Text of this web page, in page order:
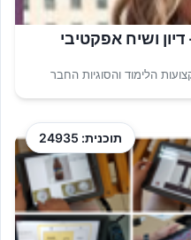
ושיח אפקטיבי
הלימוד והסוגיות החבר
תוכנית: 24935